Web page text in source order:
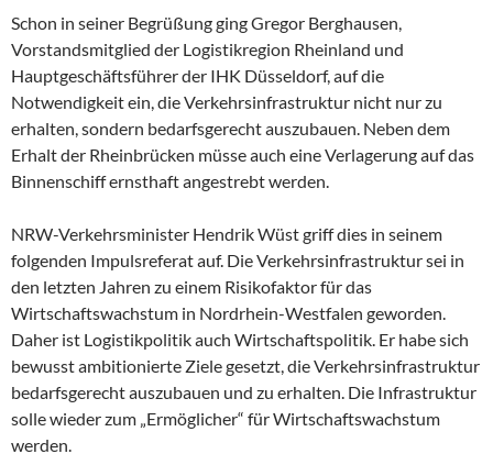
Schon in seiner Begrüßung ging Gregor Berghausen,
Vorstandsmitglied der Logistikregion Rheinland und
Hauptgeschäftsführer der IHK Düsseldorf, auf die
Notwendigkeit ein, die Verkehrsinfrastruktur nicht nur zu
erhalten, sondern bedarfsgerecht auszubauen. Neben dem
Erhalt der Rheinbrücken müsse auch eine Verlagerung auf das
Binnenschiff ernsthaft angestrebt werden.
NRW-Verkehrsminister Hendrik Wüst griff dies in seinem
folgenden Impulsreferat auf. Die Verkehrsinfrastruktur sei in
den letzten Jahren zu einem Risikofaktor für das
Wirtschaftswachstum in Nordrhein-Westfalen geworden.
Daher ist Logistikpolitik auch Wirtschaftspolitik. Er habe sich
bewusst ambitionierte Ziele gesetzt, die Verkehrsinfrastruktur
bedarfsgerecht auszubauen und zu erhalten. Die Infrastruktur
solle wieder zum „Ermöglicher“ für Wirtschaftswachstum
werden.